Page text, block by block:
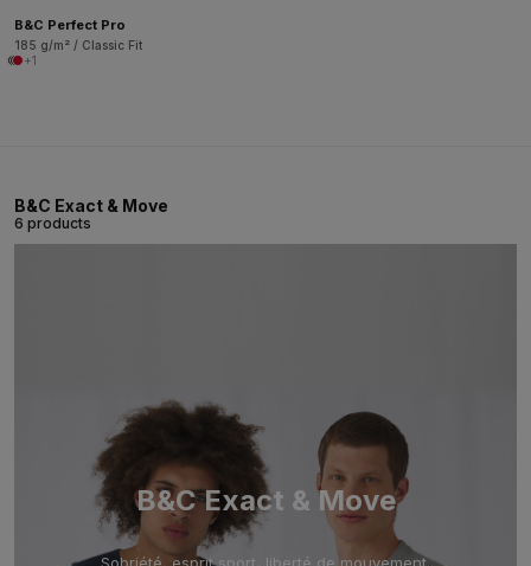
B&C Perfect Pro
185 g/m² / Classic Fit
+1
B&C Exact & Move
6 products
B&C Exact & Move